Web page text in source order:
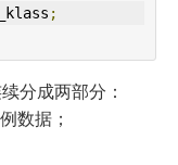
;
分成两部分：
数据；